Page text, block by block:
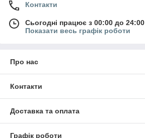
Контакти
Сьогодні працює з 00:00 до 24:00
Показати весь графік роботи
Про нас
Контакти
Доставка та оплата
Графік роботи